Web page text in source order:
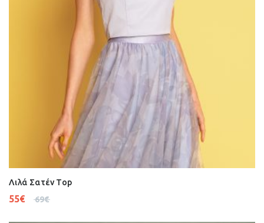
Λιλά Σατέν Top
69€
55€